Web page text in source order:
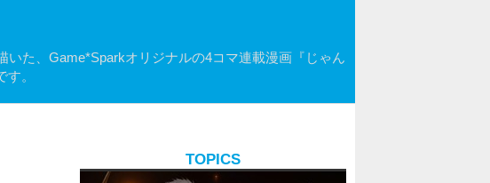
た、Game*Sparkオリジナルの4コマ連載漫画『じゃん
。
TOPICS